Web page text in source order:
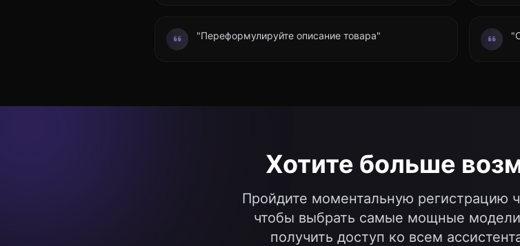
"Переформулируйте описание товара"
Хотите больше
Пройдите моментальную регистрацию
чтобы выбрать самые мощные
получить доступ ко всем